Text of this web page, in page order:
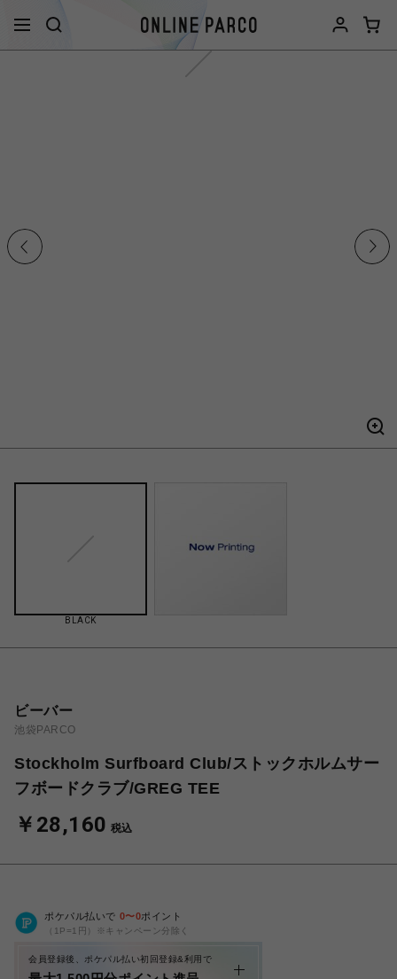
BLACK
ビーバー
池袋PARCO
Stockholm Surfboard Club/ストックホルムサー
フボードクラブ/GREG TEE
￥28,160 税込
ポケパル払いで 0〜0ポイント
（1P=1円）※キャンペーン分除く
会員登録後、ポケパル払い初回登録&利用で